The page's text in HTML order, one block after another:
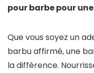
pour barbe pour
Que vous soyez un
barbu affirmé, une
la différence.